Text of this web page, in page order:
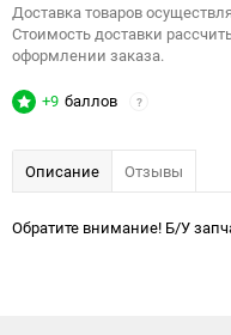
Доставка товаров
Стоимость доставки
оформлении заказа.
+9 баллов ?
Описание Отзывы
Обратите внимание! Б/У